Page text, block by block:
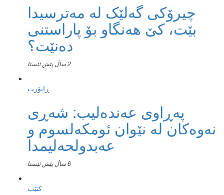
چیرۆکی گەلێک لە مەترسیدا
بێت، کێ هەنگاو بۆ پاراستنی
دەنێت؟
2 ساڵ پێش ئێستا
ڕاپۆرت
پەڕاوی عەندەلیب: شەڕی
نەوەکان لە نێوان ئومکەلسوم و
عەبدولحەلیمدا
6 ساڵ پێش ئێستا
کتێب